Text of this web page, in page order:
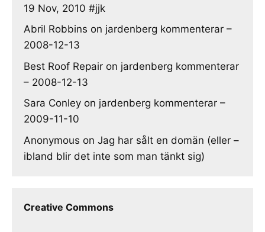
19 Nov, 2010 #jjk
Abril Robbins on jardenberg kommenterar –
2008-12-13
Best Roof Repair on jardenberg kommenterar
– 2008-12-13
Sara Conley on jardenberg kommenterar –
2009-11-10
Anonymous on Jag har sålt en domän (eller –
ibland blir det inte som man tänkt sig)
Creative Commons